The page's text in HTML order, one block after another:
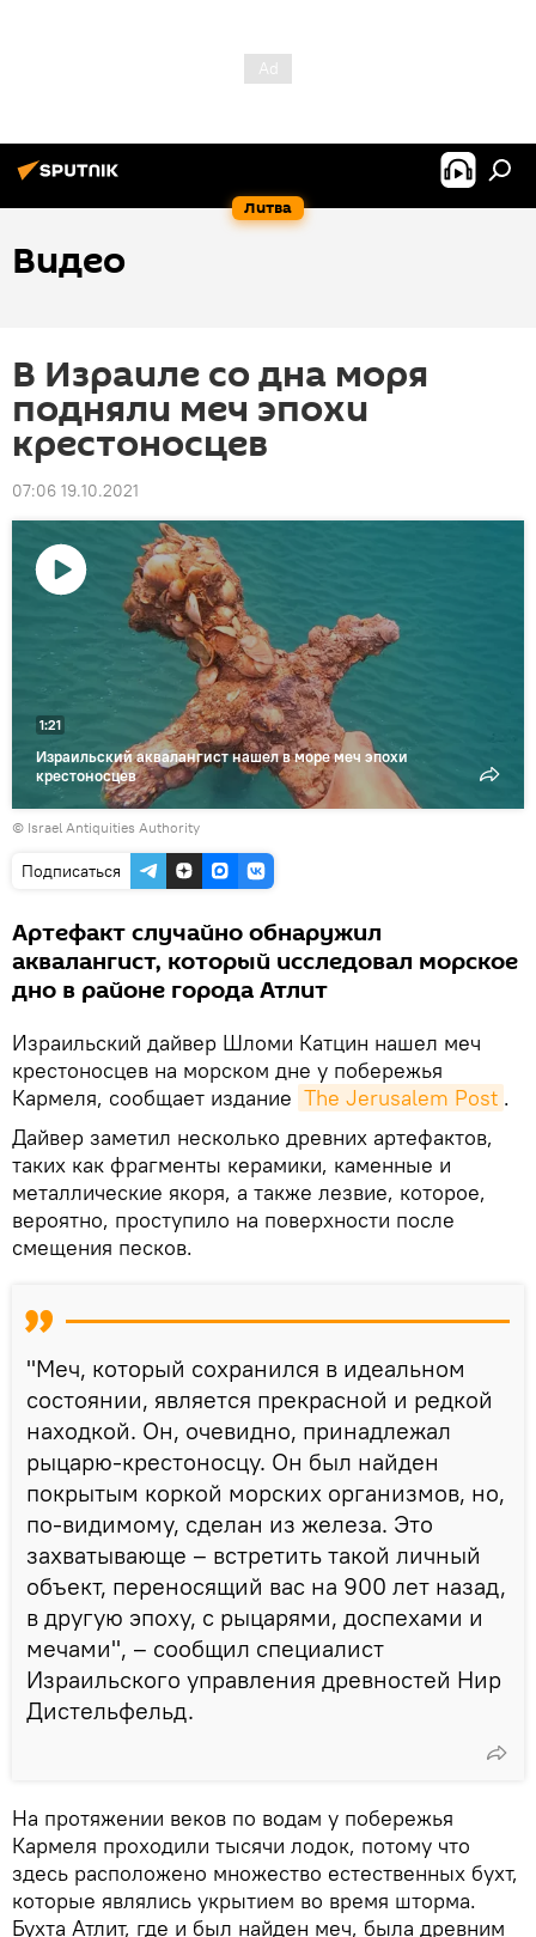
Литва
Видео
В Израиле со дна моря
подняли меч эпохи
крестоносцев
07:06 19.10.2021
Воспроизвести
видео
Израильский аквалангист нашел в море меч эпохи
крестоносцев
1:21
© Israel Antiquities Authority
Подписаться
Артефакт случайно обнаружил
аквалангист, который исследовал морское
дно в районе города Атлит
Израильский дайвер Шломи Катцин нашел меч
крестоносцев на морском дне у побережья
Кармеля, сообщает издание The Jerusalem Post .
Дайвер заметил несколько древних артефактов,
таких как фрагменты керамики, каменные и
металлические якоря, а также лезвие, которое,
вероятно, проступило на поверхности после
смещения песков.
"Меч, который сохранился в идеальном
состоянии, является прекрасной и редкой
находкой. Он, очевидно, принадлежал
рыцарю-крестоносцу. Он был найден
покрытым коркой морских организмов, но,
по-видимому, сделан из железа. Это
захватывающе – встретить такой личный
объект, переносящий вас на 900 лет назад,
в другую эпоху, с рыцарями, доспехами и
мечами", – сообщил специалист
Израильского управления древностей Нир
Дистельфельд.
На протяжении веков по водам у побережья
Кармеля проходили тысячи лодок, потому что
здесь расположено множество естественных бухт,
которые являлись укрытием во время шторма.
Бухта Атлит, где и был найден меч, была древним